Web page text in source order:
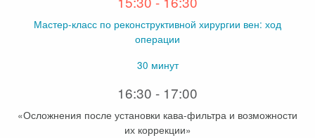
Мастер-класс по реконструктивной хирургии вен: ход
операции
30 минут
16:30 - 17:00
«Осложнения после установки кава-фильтра и возможности
их коррекции»